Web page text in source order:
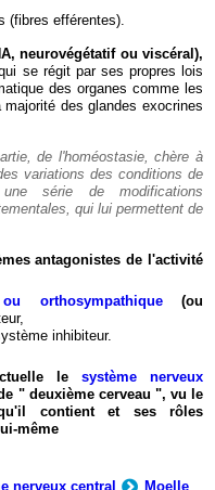
(fibres efférentes).
neurovégétatif ou viscéral),
se régit par ses propres lois
des organes comme les
des glandes exocrines
de l'homéostasie, chère à
variations des conditions de
série de modifications
qui lui permettent de
antagonistes de l'activité
orthosympathique(ou
inhibiteur.
le système nerveux
" deuxième cerveau ", vu le
contient et ses rôles
même
nerveux central
Moelle